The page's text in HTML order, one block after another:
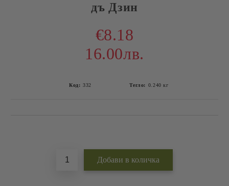
дъ Дзин
€8.18
16.00лв.
Код: 332 Тегло: 0.240 кг